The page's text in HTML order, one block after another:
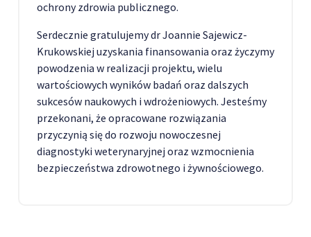
ochrony zdrowia publicznego.
Serdecznie gratulujemy dr Joannie Sajewicz-
Krukowskiej uzyskania finansowania oraz życzymy
powodzenia w realizacji projektu, wielu
wartościowych wyników badań oraz dalszych
sukcesów naukowych i wdrożeniowych. Jesteśmy
przekonani, że opracowane rozwiązania
przyczynią się do rozwoju nowoczesnej
diagnostyki weterynaryjnej oraz wzmocnienia
bezpieczeństwa zdrowotnego i żywnościowego.